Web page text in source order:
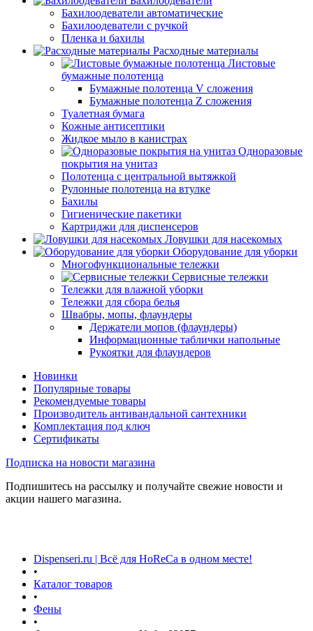
Бахилоодеватели автоматические
Бахилоодеватели с ручкой
Пленка и бахилы
Расходные материалы
Листовые
бумажные полотенца
Бумажные полотенца V сложения
Бумажные полотенца Z сложения
Туалетная бумага
Кожные антисептики
Жидкое мыло в канистрах
Одноразовые
покрытия на унитаз
Полотенца с центральной вытяжкой
Рулонные полотенца на втулке
Бахилы
Гигиенические пакетики
Картриджи для диспенсеров
Ловушки для насекомых
Оборудование для уборки
Многофункциональные тележки
Сервисные тележки
Тележки для влажной уборки
Тележки для сбора белья
Швабры, мопы, флаундеры
Держатели мопов (флаундеры)
Информационные таблички напольные
Рукоятки для флаундеров
Новинки
Популярные товары
Рекомендуемые товары
Производитель антивандальной сантехники
Комплектация под ключ
Сертификаты
Подписка на новости магазина
Подпишитесь на рассылку и получайте свежие новости и
акции нашего магазина.
Dispenseri.ru | Всё для HoReCa в одном месте!
•
Каталог товаров
•
Фены
•